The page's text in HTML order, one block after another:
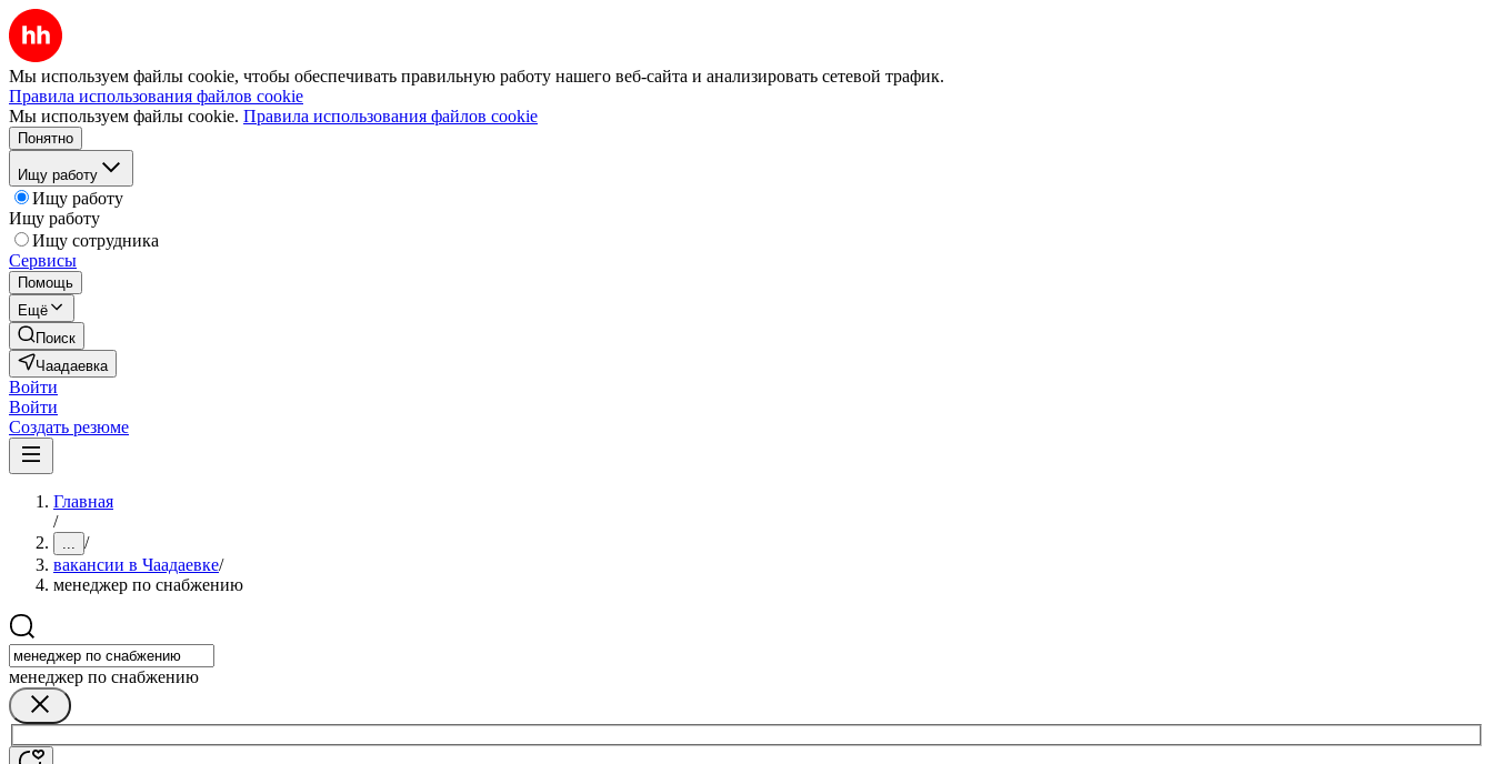
Мы используем файлы cookie, чтобы обеспечивать правильную работу нашего веб-сайта и анализировать сетевой трафик.
Правила использования файлов cookie
Мы используем файлы cookie. Правила использования файлов cookie
Понятно
Ищу работу
Ищу работу
Ищу работу
Ищу сотрудника
Сервисы
Помощь
Ещё
Поиск
Чаадаевка
Войти
Войти
Создать резюме
Главная
/
... /
вакансии в Чаадаевке/
менеджер по снабжению
менеджер по снабжению